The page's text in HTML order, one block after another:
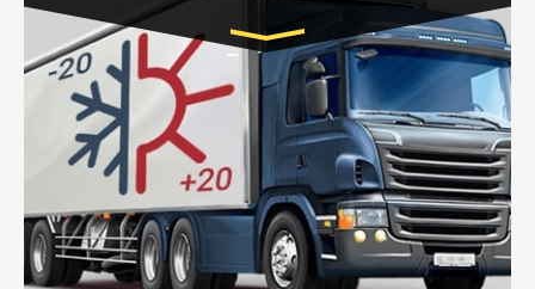
Транспорт:
Газель (1,5 и 3 тонны), Бычок, Еврофура от 5 до
10 тонн
от 6000 руб.
- Рефрижераторные перевозки грузов с
соблюдением температурного режима, работающим
термописцем, санитарной обработкой кузова и мед.
книжкой у водителя.